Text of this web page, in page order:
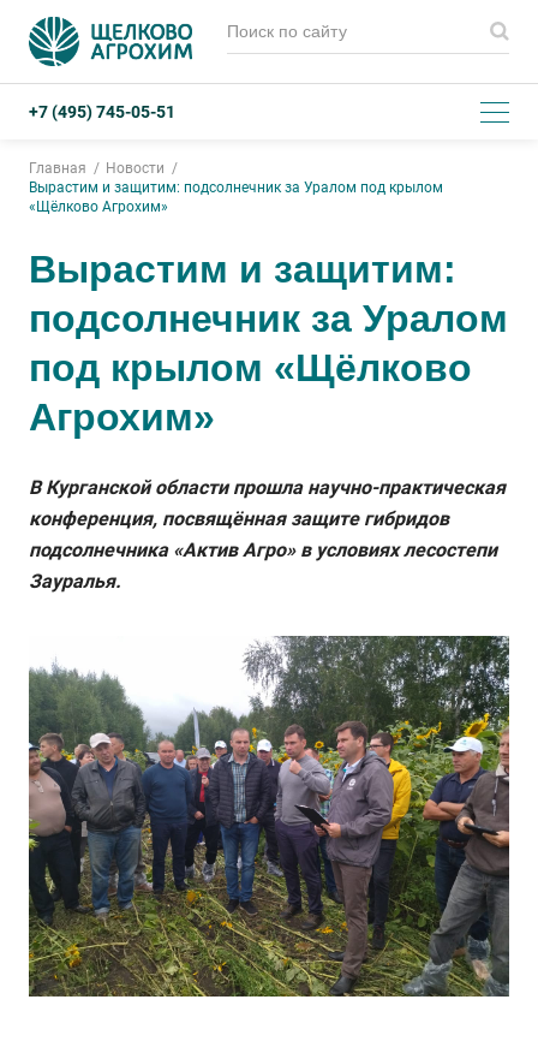
+7 (495) 745-05-51
Главная
Новости
Вырастим и защитим: подсолнечник за Уралом под крылом
«Щёлково Агрохим»
Вырастим и защитим:
подсолнечник за Уралом
под крылом «Щёлково
Агрохим»
В Курганской области прошла научно-практическая
конференция, посвящённая защите гибридов
подсолнечника «Актив Агро» в условиях лесостепи
Зауралья.